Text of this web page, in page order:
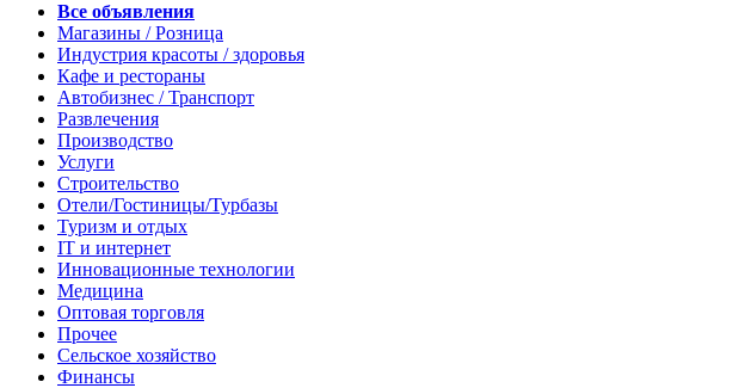
Все объявления
Магазины / Розница
Индустрия красоты / здоровья
Кафе и рестораны
Автобизнес / Транспорт
Развлечения
Производство
Услуги
Строительство
Отели/Гостиницы/Турбазы
Туризм и отдых
IT и интернет
Инновационные технологии
Медицина
Оптовая торговля
Прочее
Сельское хозяйство
Финансы